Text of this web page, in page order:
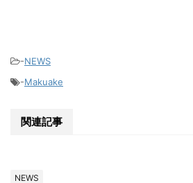
-NEWS
-Makuake
関連記事
NEWS